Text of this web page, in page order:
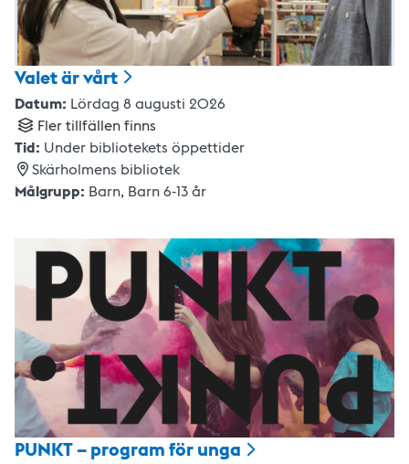
Valet ärvårt
Datum: Lördag 8 augusti 2026
Fler tillfällen finns
Tid: Under bibliotekets öppettider
Skärholmens bibliotek
Målgrupp: Barn, Barn 6-13 år
PUNKT – program förunga